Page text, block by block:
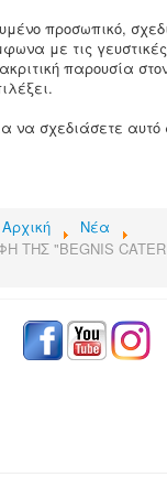
προσωπικό,
με τις γευστικές
παρουσία
να σχεδιάσετε αυτό
Αρχική
Νέα
ΤΗΣ "BEGNIS